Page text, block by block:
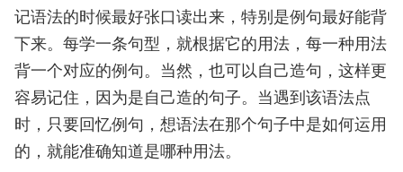
记语法的时候最好张口读出来，特别是例句最好能背
下来。每学一条句型，就根据它的用法，每一种用法
背一个对应的例句。当然，也可以自己造句，这样更
容易记住，因为是自己造的句子。当遇到该语法点
时，只要回忆例句，想语法在那个句子中是如何运用
的，就能准确知道是哪种用法。